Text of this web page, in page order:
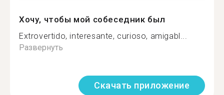
Хочу, чтобы мой собеседник был
Extrovertido, interesante, curioso, amigabl...
Развернуть
Скачать приложение